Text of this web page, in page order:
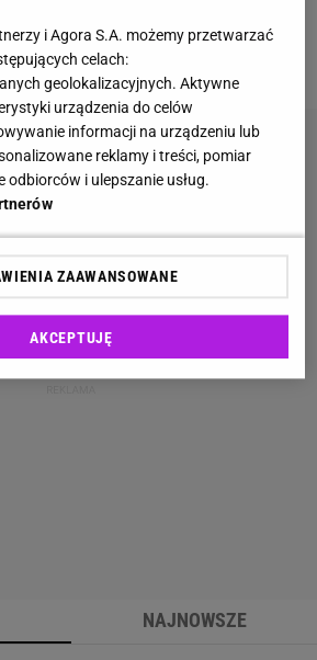
NAJNOWSZE
i Agora S.A. możemy przetwarzać
celach:
geolokalizacyjnych. Aktywne
urządzenia do celów
informacji na urządzeniu lub
reklamy i treści, pomiar
odbiorców i ulepszanie usług.
ZAAWANSOWANE
AKCEPTUJĘ